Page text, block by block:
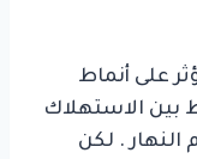
على أنماط
بين الاستهلاك
النهار . لكن